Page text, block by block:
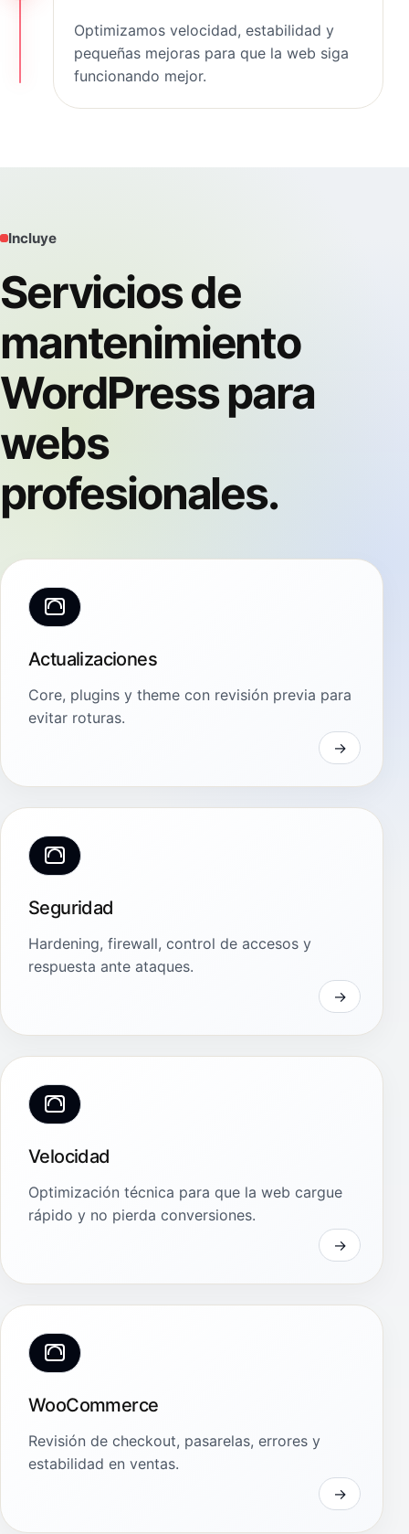
Optimizamos velocidad, estabilidad y
pequeñas mejoras para que la web siga
funcionando mejor.
Incluye
Servicios de
mantenimiento
WordPress para
webs
profesionales.
Actualizaciones
Core, plugins y theme con revisión previa para
evitar roturas.
Seguridad
Hardening, firewall, control de accesos y
respuesta ante ataques.
Velocidad
Optimización técnica para que la web cargue
rápido y no pierda conversiones.
WooCommerce
Revisión de checkout, pasarelas, errores y
estabilidad en ventas.